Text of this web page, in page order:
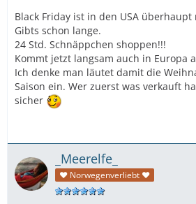
Black Friday ist in den USA überhaupt
Gibts schon lange.
24 Std. Schnäppchen shoppen!!!
Kommt jetzt langsam auch in Europa
Ich denke man läutet damit die
Saison ein. Wer zuerst was verkauft
sicher
_Meerelfe_
♥ Norwegenverliebt ♥